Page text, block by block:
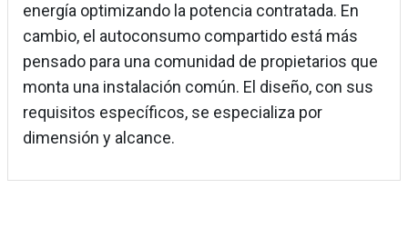
energía optimizando la potencia contratada. En
cambio, el autoconsumo compartido está más
pensado para una comunidad de propietarios que
monta una instalación común. El diseño, con sus
requisitos específicos, se especializa por
dimensión y alcance.